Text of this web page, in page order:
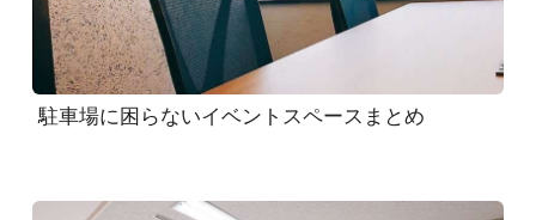
駐車場に困らないイベントスペースまとめ